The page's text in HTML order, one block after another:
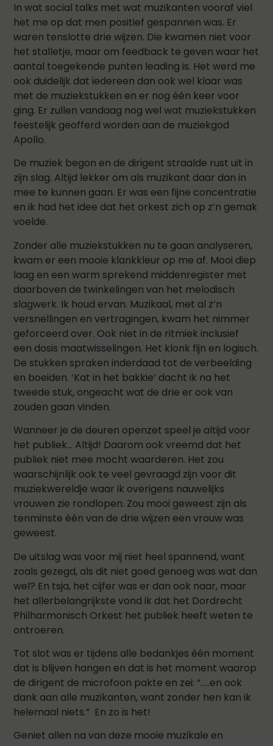
In wat social talks met wat muzikanten vooraf viel
het me op dat men positief gespannen was. Er
waren tenslotte drie wijzen. Die kwamen niet voor
het stalletje, maar om feedback te geven waar het
aantal toegekende punten leading is. Het werd me
ook duidelijk dat iedereen dan ook wel klaar was
met de muziekstukken en er nog één keer voor
ging. Er zullen vandaag nog wel wat muziekstukken
feestelijk geofferd worden aan de muziekgod
Apollo.
De muziek begon en de dirigent straalde rust uit in
zijn slag. Altijd lekker om als muzikant daar dan in
mee te kunnen gaan. Er was een fijne concentratie
en ik had het idee dat het orkest zich op z’n gemak
voelde.
Zonder alle muziekstukken nu te gaan analyseren,
kwam er een mooie klankkleur op me af. Mooi diep
laag en een warm sprekend middenregister met
daarboven de twinkelingen van het melodisch
slagwerk. Ik houd ervan. Muzikaal, met al z’n
versnellingen en vertragingen, kwam het nimmer
geforceerd over. Ook niet in de ritmiek inclusief
een dosis maatwisselingen. Het klonk fijn en logisch.
De stukken spraken inderdaad tot de verbeelding
en boeiden. ‘Kat in het bakkie’ dacht ik na het
tweede stuk, ongeacht wat de drie er ook van
zouden gaan vinden.
Wanneer je de deuren openzet speel je altijd voor
het publiek… Altijd! Daarom ook vreemd dat het
publiek niet mee mocht waarderen. Het zou
waarschijnlijk ook te veel gevraagd zijn voor dit
muziekwereldje waar ik overigens nauwelijks
vrouwen zie rondlopen. Zou mooi geweest zijn als
tenminste één van de drie wijzen een vrouw was
geweest.
De uitslag was voor mij niet heel spannend, want
zoals gezegd, als dit niet goed genoeg was wat dan
wel? En tsja, het cijfer was er dan ook naar, maar
het allerbelangrijkste vond ik dat het Dordrecht
Philharmonisch Orkest het publiek heeft weten te
ontroeren.
Tot slot was er tijdens alle bedankjes één moment
dat is blijven hangen en dat is het moment waarop
de dirigent de microfoon pakte en zei: “…..en ook
dank aan alle muzikanten, want zonder hen kan ik
helemaal niets.” En zo is het!
Geniet allen na van deze mooie muzikale en